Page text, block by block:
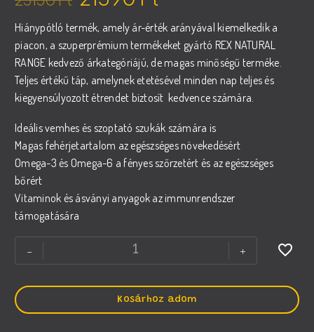
Original
price
was:
25150 Ft.
Current
price
is:
21390 Ft.
Hiánypótló termék, amely ár-érték arányával kiemelkedik a
piacon, a szuperprémium termékeket gyártó REX NATURAL
RANGE kedvező árkategóriájú, de magas minőségű terméke.
Teljes értékű táp, amelynek etetésével minden nap teljes és
kiegyensúlyozott étrendet biztosít kedvence számára.
Ideális vemhes és szoptató szukák számára is
Magas fehérjetartalom az egészséges növekedésért
Omega-3 és Omega-6 a fényes szőrzetért és az egészséges
bőrért
Vitaminok és ásványi anyagok az immunrendszer
támogatására
-
DEXTER
szárazeledel
kölyök
+
Kosárhoz adom